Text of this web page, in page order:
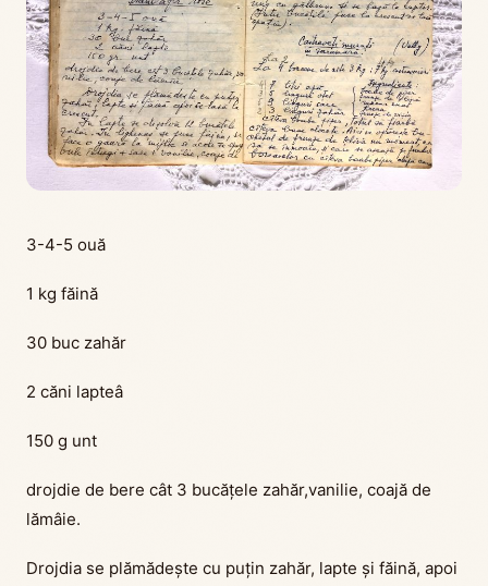
3-4-5 ouă
1 kg făină
30 buc zahăr
2 căni lapteâ
150 g unt
drojdie de bere cât 3 bucățele zahăr,vanilie, coajă de
lămâie.
Drojdia se plămădește cu puțin zahăr, lapte și făină, apoi